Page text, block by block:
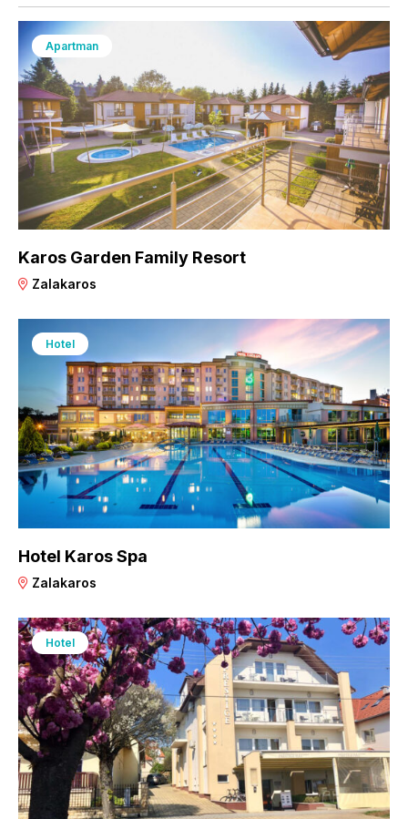
Apartman
Karos Garden Family Resort
Zalakaros
Hotel
Hotel Karos Spa
Zalakaros
Hotel